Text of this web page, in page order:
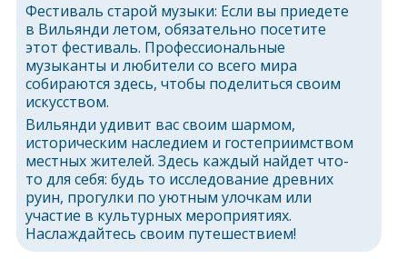
Фестиваль старой музыки: Если вы приедете
в Вильянди летом, обязательно посетите
этот фестиваль. Профессиональные
музыканты и любители со всего мира
собираются здесь, чтобы поделиться своим
искусством.
Вильянди удивит вас своим шармом,
историческим наследием и гостеприимством
местных жителей. Здесь каждый найдет что-
то для себя: будь то исследование древних
руин, прогулки по уютным улочкам или
участие в культурных мероприятиях.
Наслаждайтесь своим путешествием!